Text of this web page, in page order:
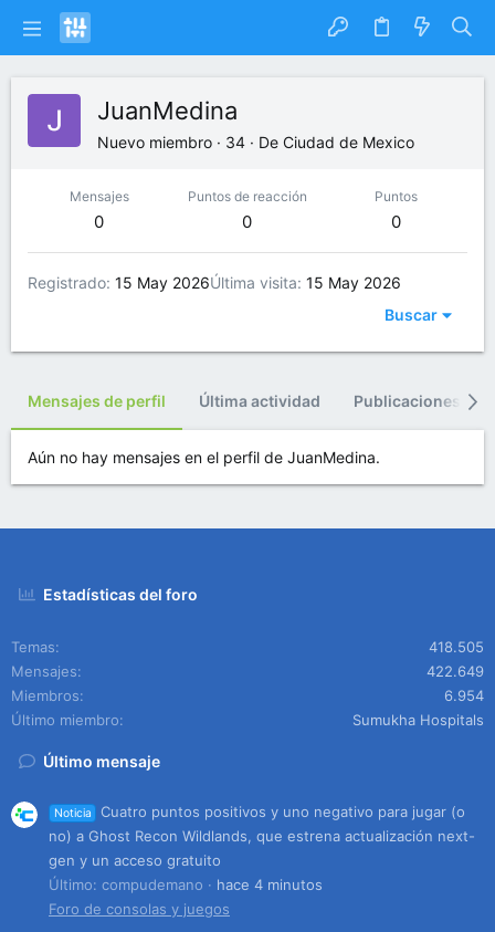
JuanMedina
Nuevo miembro · 34 · De Ciudad de Mexico
Mensajes
0
Puntos de reacción
0
Puntos
0
Registrado 15 May 2026Última visita 15 May 2026
Buscar
Mensajes de perfil Última actividad Publicaciones
Aún no hay mensajes en el perfil de JuanMedina.
Estadísticas del foro
Temas
418.505
Mensajes
422.649
Miembros
6.954
Último miembro
Sumukha Hospitals
Último mensaje
Noticia
Cuatro puntos positivos y uno negativo para jugar (o
no) a Ghost Recon Wildlands, que estrena actualización next-
gen y un acceso gratuito
Último: compudemano
hace 4 minutos
Foro de consolas y juegos